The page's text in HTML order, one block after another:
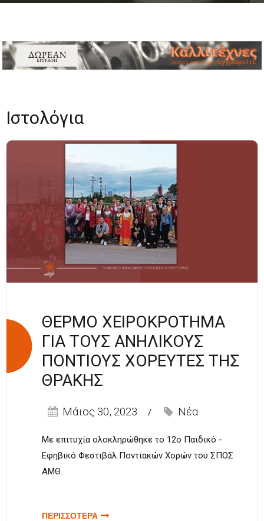
Ιστολόγια
ΘΕΡΜΟ ΧΕΙΡΟΚΡΟΤΗΜΑ
ΓΙΑ ΤΟΥΣ ΑΝΗΛΙΚΟΥΣ
ΠΟΝΤΙΟΥΣ ΧΟΡΕΥΤΕΣ ΤΗΣ
ΘΡΑΚΗΣ
Μάιος 30, 2023 Νέα
Με επιτυχία ολοκληρώθηκε το 12ο Παιδικό -
Εφηβικό Φεστιβάλ Ποντιακών Χορών του ΣΠΟΣ
ΑΜΘ.
ΠΕΡΙΣΣΟΤΕΡΑ ΓΙΑ ΘΕΡΜΟ